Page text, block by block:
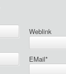
Weblink
EMail*